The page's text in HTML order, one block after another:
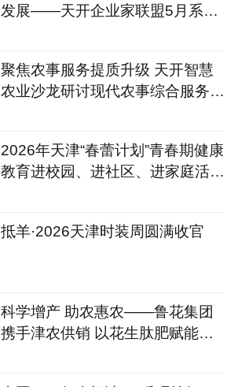
发展——天开企业家联盟5月系列
聚焦农事服务提质升级 天开智慧
农业沙龙研讨现代农事综合服务中
2026年天津“春蕾计划”青春期健康
教育进校园、进社区、进家庭活动
抵羊·2026天津时装周圆满收官
科学增产 助农惠农——鲁花集团
携手津农供销 以花生肽肥赋能天